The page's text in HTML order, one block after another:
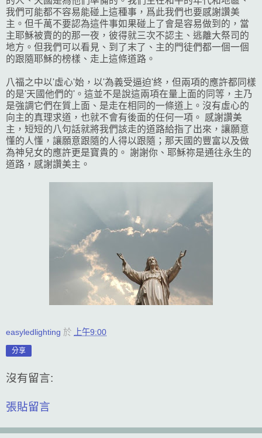
我們可能都不容易能碰上這種事，爲此我們也要感謝讚美
主。但千萬不要認為這件事如果碰上了會是容易做到的，當
主耶穌被賣的的那一夜，彼得就三次不認主、逃離大祭司的
地方。但我們可以看見、到了末了、主的門徒們都一個一個
的跟隨耶穌的榜樣、走上這條道路。
八福之中以'虛心'始，以'為義受逼迫'終，但兩項的應許都同樣
的是'天國他們的'。這並不是說這兩項在量上面的同等，主乃
是強調它們在質上面、是走在相同的一條道上。沒有虛心的
向主的真理求道，也就不會有後面的任何一項。 感謝讚美
主，短短的八句話就將我們該走的道路給指了出來，讓願意
懂的人懂，讓願意跟隨的人得以跟隨；那天國的豐富以及做
為神兒女的應許更是寶貴的。 謝謝你、耶穌祢是通往永生的
道路，感謝讚美主。
easyledlighting 於 上午9:00
分享
沒有留言:
張貼留言